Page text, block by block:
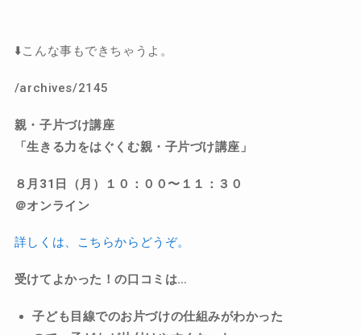
⬇️こんな事もできちゃうよ。
/archives/2145
親・子片づけ講座
「生きる力をはぐくむ親・子片づけ講座」
８月31日（月）１０：００〜１１：３０
＠オンライン
詳しくは、こちらからどうぞ。
受けてよかった！の口コミは…
子ども目線でのお片づけの仕組みがわかった